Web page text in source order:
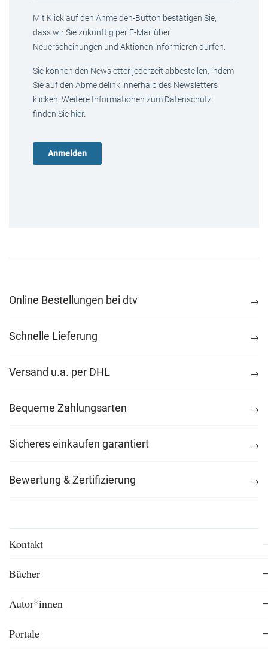
Mit Klick auf den Anmelden-Button bestätigen Sie,
dass wir Sie zukünftig per E-Mail über
Neuerscheinungen und Aktionen informieren dürfen.
Sie können den Newsletter jederzeit abbestellen, indem
Sie auf den Abmeldelink innerhalb des Newsletters
klicken. Weitere Informationen zum Datenschutz
finden Sie hier.
Online Bestellungen bei dtv
Schnelle Lieferung
Versand u.a. per DHL
Bequeme Zahlungsarten
Sicheres einkaufen garantiert
Bewertung & Zertifizierung
Kontakt
Bücher
Autor*innen
Portale